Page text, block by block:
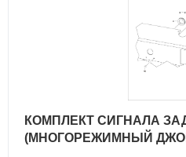
КОМПЛЕКТ СИГНАЛА
(МНОГОРЕЖИМНЫЙ